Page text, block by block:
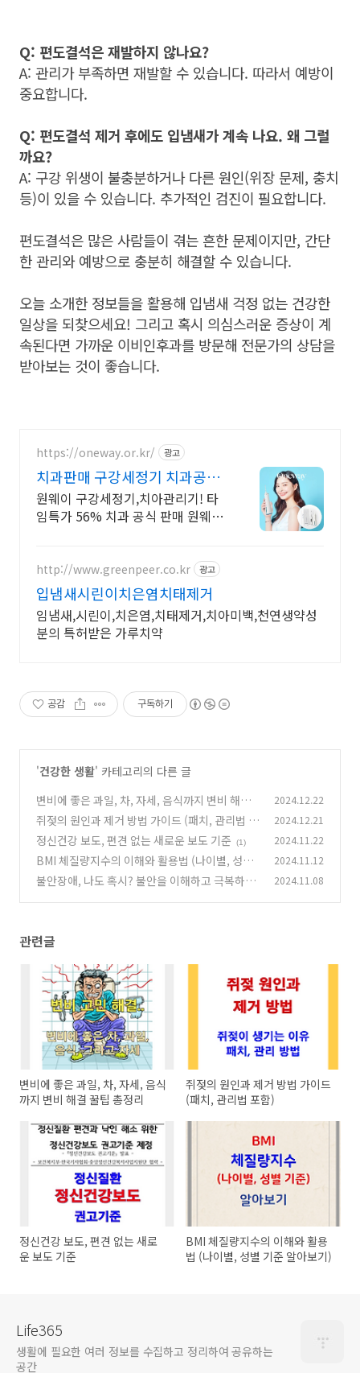
Q: 편도결석은 재발하지 않나요?
A: 관리가 부족하면 재발할 수 있습니다. 따라서 예방이
중요합니다.
Q: 편도결석 제거 후에도 입냄새가 계속 나요. 왜 그럴
까요?
A: 구강 위생이 불충분하거나 다른 원인(위장 문제, 충치
등)이 있을 수 있습니다. 추가적인 검진이 필요합니다.
편도결석은 많은 사람들이 겪는 흔한 문제이지만, 간단
한 관리와 예방으로 충분히 해결할 수 있습니다.
오늘 소개한 정보들을 활용해 입냄새 걱정 없는 건강한
일상을 되찾으세요! 그리고 혹시 의심스러운 증상이 계
속된다면 가까운 이비인후과를 방문해 전문가의 상담을
받아보는 것이 좋습니다.
https://oneway.or.kr/ 광고
치과판매 구강세정기 치과공식
판매 원웨이 타임세일
원웨이 구강세정기,치아관리기! 타
임특가 56% 치과 공식 판매 원웨이
http://www.greenpeer.co.kr 광고
입냄새시린이치은염치태제거
임냄새,시린이,치은염,치태제거,치아미백,천연생약성
분의 특허받은 가루치약
공감 구독하기
'건강한 생활' 카테고리의 다른 글
변비에 좋은 과일, 차, 자세, 음식까지 변비 해결
꿀팁 총정리
(2)
2024.12.22
쥐젖의 원인과 제거 방법 가이드 (패치, 관리법 포
함)
(0)
2024.12.21
정신건강 보도, 편견 없는 새로운 보도 기준 (1) 2024.11.22
BMI 체질량지수의 이해와 활용법 (나이별, 성별
기준 알아보기)
(2)
2024.11.12
불안장애, 나도 혹시? 불안을 이해하고 극복하는
2024.11.08
관련글
변비에 좋은 과일, 차, 자세, 음식
까지 변비 해결 꿀팁 총정리
쥐젖의 원인과 제거 방법 가이드
(패치, 관리법 포함)
정신건강 보도, 편견 없는 새로
운 보도 기준
BMI 체질량지수의 이해와 활용
법 (나이별, 성별 기준 알아보기)
Life365
생활에 필요한 여러 정보를 수집하고 정리하여 공유하는
공간